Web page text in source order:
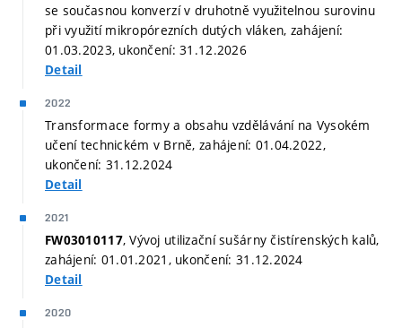
se současnou konverzí v druhotně využitelnou surovinu
při využití mikropórezních dutých vláken, zahájení:
01.03.2023, ukončení: 31.12.2026
Detail
2022
Transformace formy a obsahu vzdělávání na Vysokém
učení technickém v Brně, zahájení: 01.04.2022,
ukončení: 31.12.2024
Detail
2021
FW03010117, Vývoj utilizační sušárny čistírenských kalů,
zahájení: 01.01.2021, ukončení: 31.12.2024
Detail
2020